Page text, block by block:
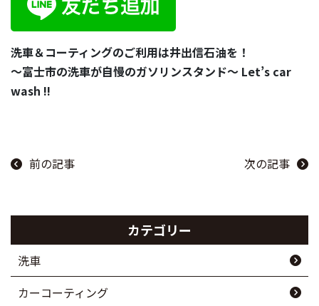
洗車＆コーティングのご利用は井出信石油を！
～富士市の洗車が自慢のガソリンスタンド～ Let’s car
wash !!
前の記事 次の記事
カテゴリー
洗車
カーコーティング